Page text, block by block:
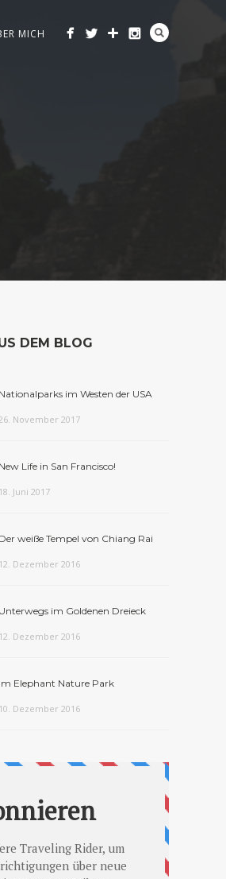
MICH
DEM BLOG
Nationalparks im Westen der USA
November 2017
New Life in San Francisco!
18. Juni 2017
Der weiße Tempel von Chiang Rai
12. Dezember 2016
Unterwegs im Goldenen Dreieck
12. Dezember 2016
Im Elephant Nature Park
10. Dezember 2016